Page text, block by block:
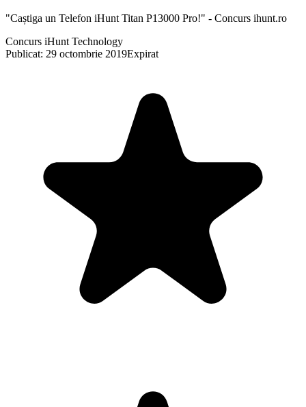
"Caștiga un Telefon iHunt Titan P13000 Pro!" - Concurs ihunt.ro
Concurs iHunt Technology
Publicat: 29 octombrie 2019Expirat